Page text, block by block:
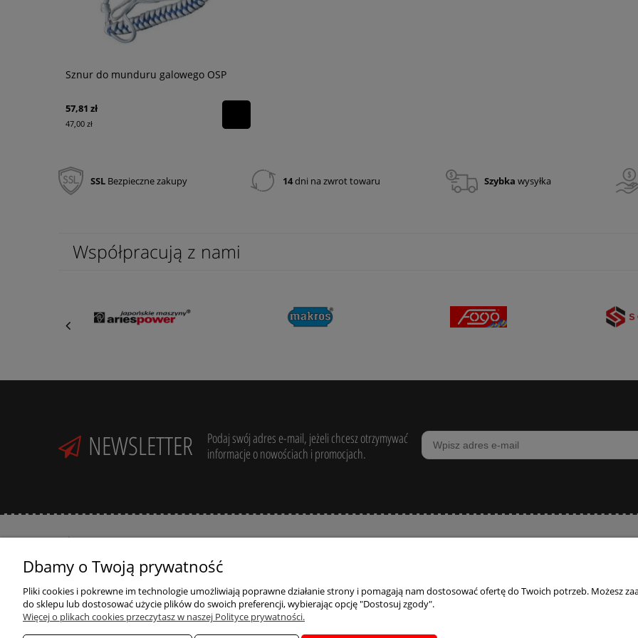
Sznur do munduru galowego OSP
57,81 zł
47,00 zł
SSL Bezpieczne zakupy 14dni na zwrot towaru Szybka wysyłka
Współpracują z nami
NEWSLETTER
Podaj swój adres e-mail, jeżeli chcesz otrzymywać
informacje o nowościach i promocjach.
Potrzebujesz pomocy? Zadzwoń:
+48 789 205 305
ul. Zdrojowa 39,
Regulaminy
Regulamin Konkursu
Zasady zwrotów i
reklamacji
Twoje zamówienia
Dbamy o Twoją prywatność
Pliki cookies i pokrewne im technologie umożliwiają poprawne działanie strony i pomagają nam dostosować ofertę do Twoich potrzeb. Możesz
do sklepu lub dostosować użycie plików do swoich preferencji, wybierając opcję "Dostosuj zgody".
Więcej o plikach cookies przeczytasz w naszej Polityce prywatności.